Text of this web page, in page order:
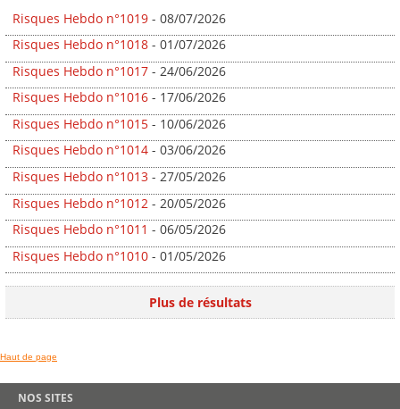
Risques Hebdo n°1019 - 08/07/2026
Risques Hebdo n°1018 - 01/07/2026
Risques Hebdo n°1017 - 24/06/2026
Risques Hebdo n°1016 - 17/06/2026
Risques Hebdo n°1015 - 10/06/2026
Risques Hebdo n°1014 - 03/06/2026
Risques Hebdo n°1013 - 27/05/2026
Risques Hebdo n°1012 - 20/05/2026
Risques Hebdo n°1011 - 06/05/2026
Risques Hebdo n°1010 - 01/05/2026
Plus de résultats
Haut de page
NOS SITES